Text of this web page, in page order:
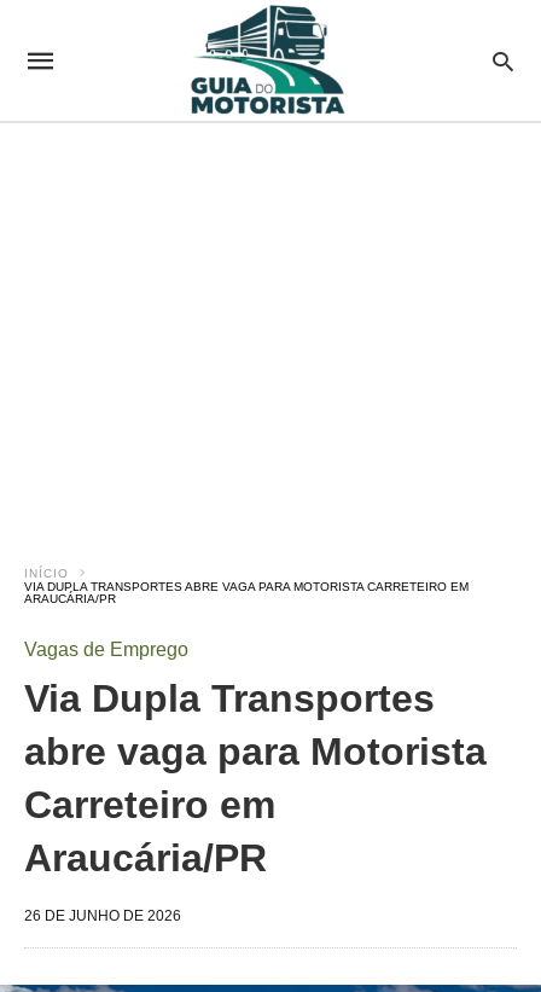
INÍCIO
VIA DUPLA TRANSPORTES ABRE VAGA PARA MOTORISTA CARRETEIRO EM
ARAUCÁRIA/PR
Vagas de Emprego
Via Dupla Transportes
abre vaga para Motorista
Carreteiro em
Araucária/PR
26 DE JUNHO DE 2026